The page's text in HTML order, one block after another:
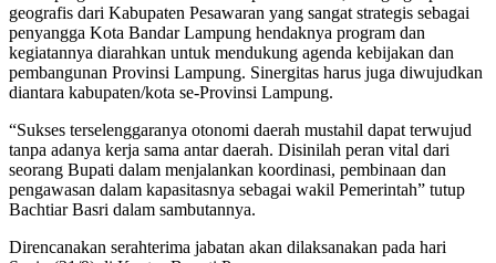
geografis dari Kabupaten Pesawaran yang sangat strategis sebagai
penyangga Kota Bandar Lampung hendaknya program dan
kegiatannya diarahkan untuk mendukung agenda kebijakan dan
pembangunan Provinsi Lampung. Sinergitas harus juga diwujudkan
diantara kabupaten/kota se-Provinsi Lampung.
“Sukses terselenggaranya otonomi daerah mustahil dapat terwujud
tanpa adanya kerja sama antar daerah. Disinilah peran vital dari
seorang Bupati dalam menjalankan koordinasi, pembinaan dan
pengawasan dalam kapasitasnya sebagai wakil Pemerintah” tutup
Bachtiar Basri dalam sambutannya.
Direncanakan serahterima jabatan akan dilaksanakan pada hari